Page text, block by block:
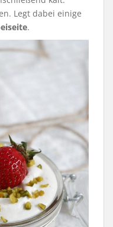
Legt dabei einige
.